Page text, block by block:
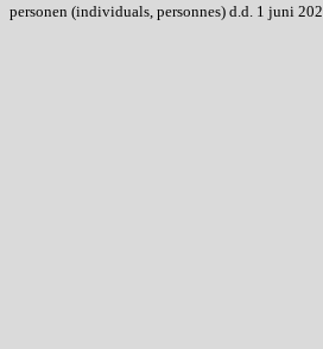
personen (individuals, personnes) d.d. 1 juni